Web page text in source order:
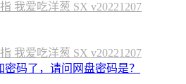
我爱吃洋葱 SX v20221207
我爱吃洋葱 SX v20221207
码了，请问网盘密码是？